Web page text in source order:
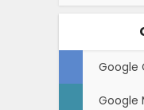
Google
Google